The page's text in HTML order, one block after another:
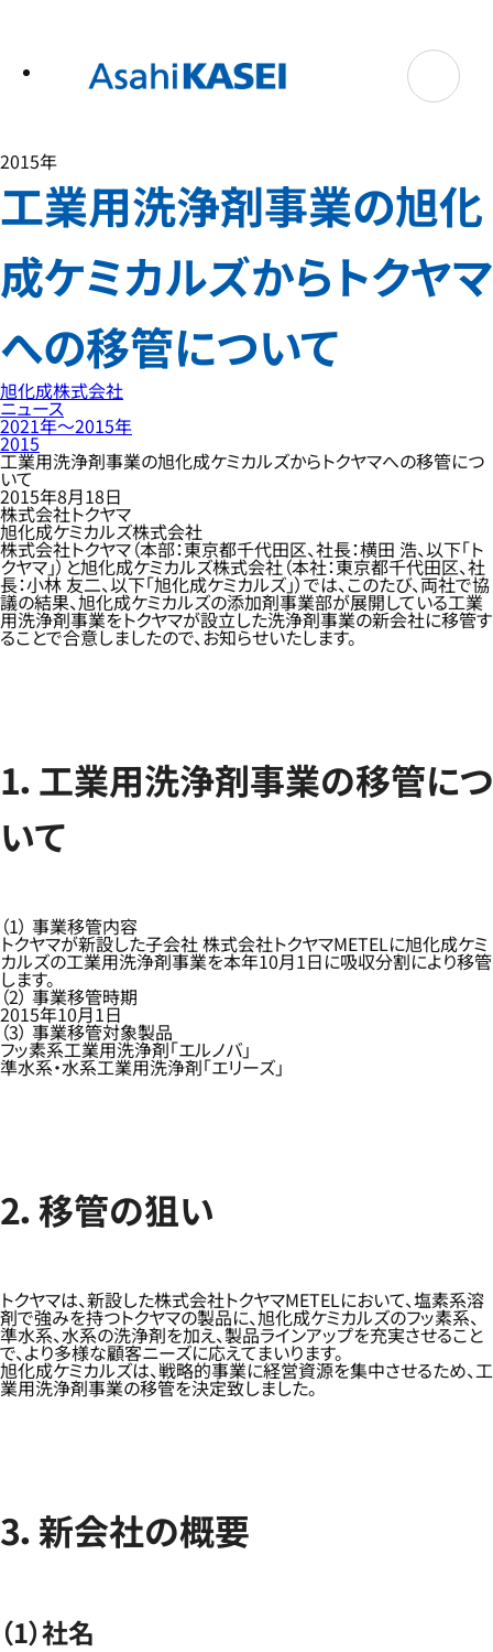
2015年
工業用洗浄剤事業の旭化
成ケミカルズからトクヤマ
への移管について
旭化成株式会社
ニュース
2021年〜2015年
2015
工業用洗浄剤事業の旭化成ケミカルズからトクヤマへの移管につ
いて
2015年8月18日
株式会社トクヤマ
旭化成ケミカルズ株式会社
株式会社トクヤマ（本部：東京都千代田区、社長：横田 浩、以下「ト
クヤマ」）と旭化成ケミカルズ株式会社（本社：東京都千代田区、社
長：小林 友二、以下「旭化成ケミカルズ」）では、このたび、両社で協
議の結果、旭化成ケミカルズの添加剤事業部が展開している工業
用洗浄剤事業をトクヤマが設立した洗浄剤事業の新会社に移管す
ることで合意しましたので、お知らせいたします。
1．工業用洗浄剤事業の移管につ
いて
（1） 事業移管内容
トクヤマが新設した子会社 株式会社トクヤマMETELに旭化成ケミ
カルズの工業用洗浄剤事業を本年10月1日に吸収分割により移管
します。
（2） 事業移管時期
2015年10月1日
（3） 事業移管対象製品
フッ素系工業用洗浄剤「エルノバ」
準水系・水系工業用洗浄剤「エリーズ」
2．移管の狙い
トクヤマは、新設した株式会社トクヤマMETELにおいて、塩素系溶
剤で強みを持つトクヤマの製品に、旭化成ケミカルズのフッ素系、
準水系、水系の洗浄剤を加え、製品ラインアップを充実させること
で、より多様な顧客ニーズに応えてまいります。
旭化成ケミカルズは、戦略的事業に経営資源を集中させるため、工
業用洗浄剤事業の移管を決定致しました。
3．新会社の概要
（1）社名